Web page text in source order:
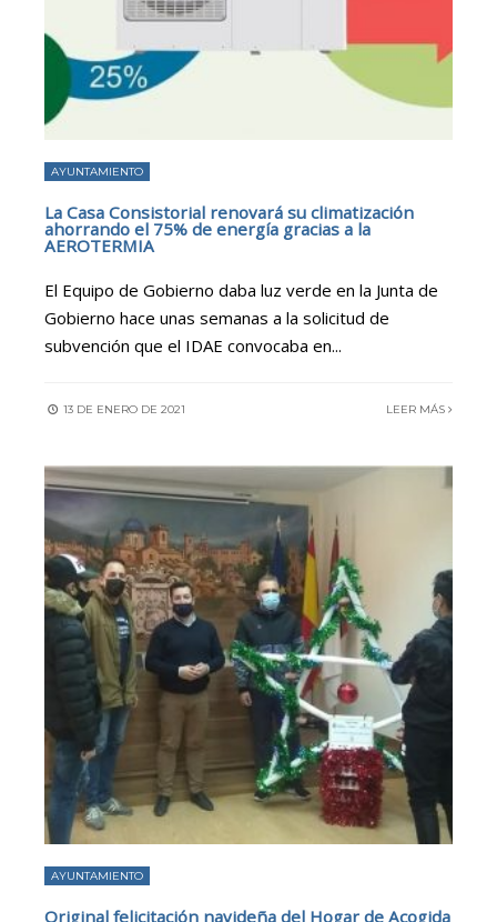
AYUNTAMIENTO
La Casa Consistorial renovará su climatización
ahorrando el 75% de energía gracias a la
AEROTERMIA
El Equipo de Gobierno daba luz verde en la Junta de
Gobierno hace unas semanas a la solicitud de
subvención que el IDAE convocaba en...
13 DE ENERO DE 2021 LEER MÁS
AYUNTAMIENTO
Original felicitación navideña del Hogar de Acogida